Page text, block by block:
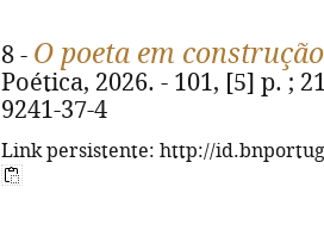
8 - O poeta em construção
Poética, 2026. - 101, [5] p. ;
9241-37-4
Link persistente: http://